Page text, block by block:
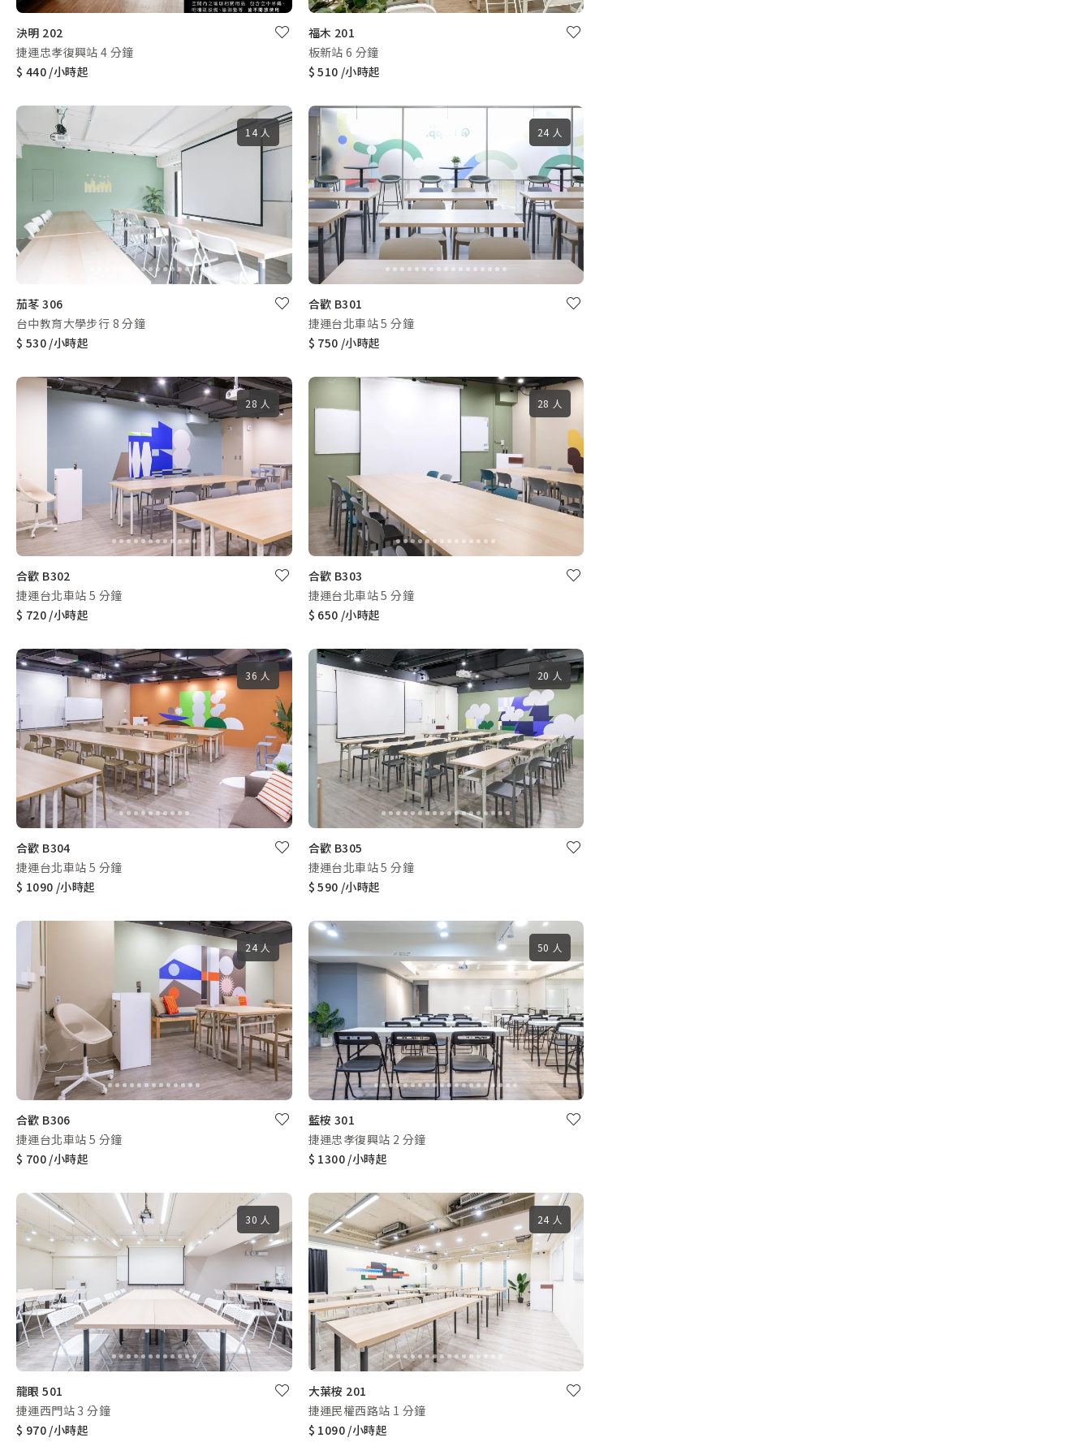
決明 202
捷運忠孝復興站 4 分鐘
$ 440 /小時起
福木 201
板新站 6 分鐘
$ 510 /小時起
14 人
茄苳 306
台中教育大學步行 8 分鐘
$ 530 /小時起
24 人
合歡 B301
捷運台北車站 5 分鐘
$ 750 /小時起
28 人
合歡 B302
捷運台北車站 5 分鐘
$ 720 /小時起
28 人
合歡 B303
捷運台北車站 5 分鐘
$ 650 /小時起
36 人
合歡 B304
捷運台北車站 5 分鐘
$ 1090 /小時起
20 人
合歡 B305
捷運台北車站 5 分鐘
$ 590 /小時起
24 人
合歡 B306
捷運台北車站 5 分鐘
$ 700 /小時起
50 人
藍桉 301
捷運忠孝復興站 2 分鐘
$ 1300 /小時起
30 人
龍眼 501
捷運西門站 3 分鐘
$ 970 /小時起
24 人
大葉桉 201
捷運民權西路站 1 分鐘
$ 1090 /小時起